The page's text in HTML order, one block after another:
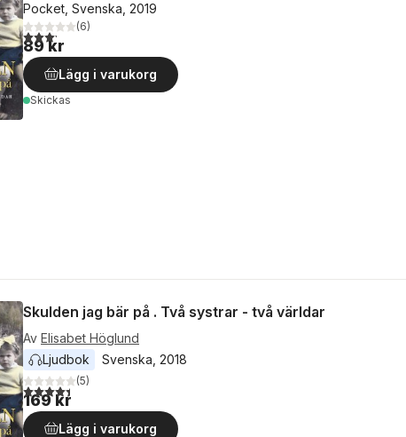
Pocket, Svenska, 2019
3,2utav 5 stjärnor. Totalt antal röster:
(6)
89 kr
Lägg i varukorg
Skickas
Skulden jag bär på . Två systrar - två världar
Av Elisabet Höglund
Ljudbok
Svenska 2018
4,4utav 5 stjärnor. Totalt antal röster:
(5)
169 kr
Lägg i varukorg